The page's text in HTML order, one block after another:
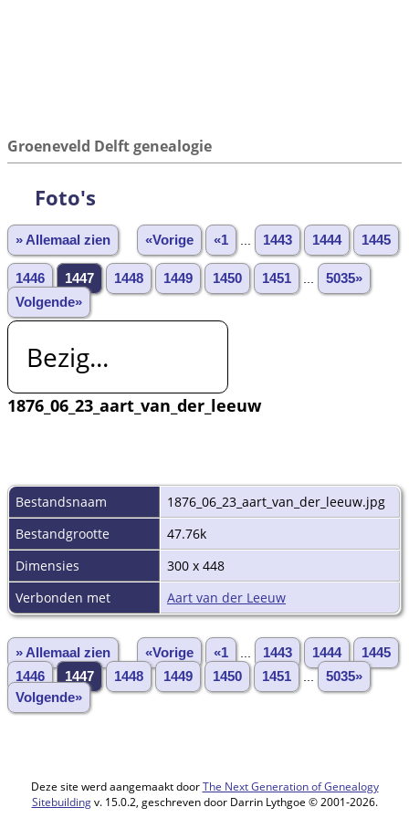
Groeneveld Delft genealogie
Foto's
» Allemaal zien «Vorige «1 1443 1444 1445
1446 1447 1448 1449 1450 1451
5035»
Volgende»
Bezig...
1876_06_23_aart_van_der_leeuw
Bestandsnaam
1876_06_23_aart_van_der_leeuw.jpg
Bestandgrootte
47.76k
Dimensies
300 x 448
Verbonden met
Aart van der Leeuw
» Allemaal zien «Vorige «1 1443 1444
1445
1446
1447 1448 1449 1450 1451
5035»
Volgende»
Deze site werd aangemaakt doorThe Next Generation of Genealogy
Sitebuildingv. 15.0.2, geschreven door Darrin Lythgoe © 2001-2026.